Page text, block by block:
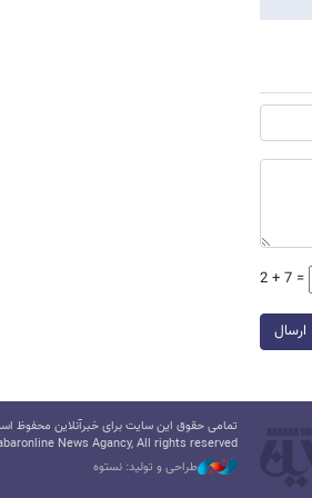
2 + 7 =
ارسال
تمامی حقوق این سایت برای خبرآنلاین محفوظ
News Agancy, All rights reserved
طراحی و تولید: نستوه